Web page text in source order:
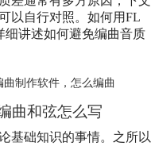
以自行对照。如何用FL
细讲述如何避免编曲音质
曲制作软件， 怎么编曲
曲和弦怎么写
基础知识的事情。之所以